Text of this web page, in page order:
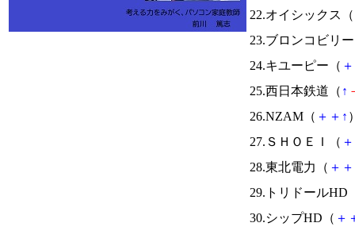
22.オイシックス（
23.ブロンコビリ
24.キユーピー（ ＋
25.西日本鉄道（ ↑
26.NZAM（ ＋ ＋ ↑
27.ＳＨＯＥＩ（ ＋
28.東北電力（ ＋ ＋
29.トリドールHD
30.シップHD（ ＋